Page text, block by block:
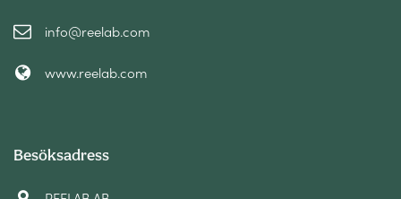
info@reelab.com
www.reelab.com
Besöksadress